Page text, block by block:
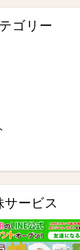
ゴリー
サービス